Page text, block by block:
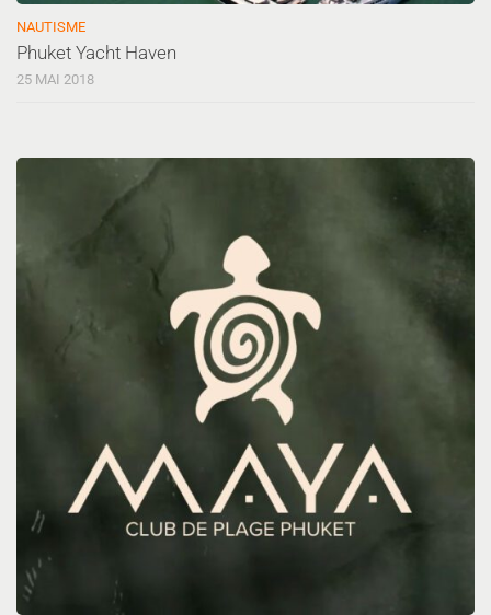
NAUTISME
Phuket Yacht Haven
25 MAI 2018